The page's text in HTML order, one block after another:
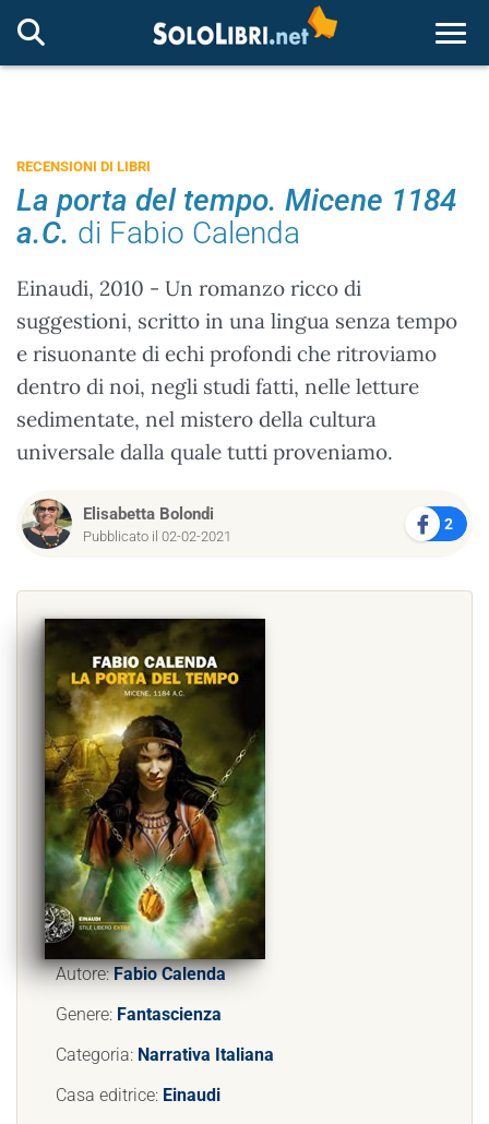
RECENSIONI DI LIBRI
La porta del tempo. Micene 1184
a.C. di Fabio Calenda
Einaudi, 2010 - Un romanzo ricco di
suggestioni, scritto in una lingua senza tempo
e risuonante di echi profondi che ritroviamo
dentro di noi, negli studi fatti, nelle letture
sedimentate, nel mistero della cultura
universale dalla quale tutti proveniamo.
Elisabetta Bolondi
Pubblicato il 02-02-2021
2
Autore:Fabio Calenda
Genere: Fantascienza
Categoria: Narrativa Italiana
Casa editrice: Einaudi